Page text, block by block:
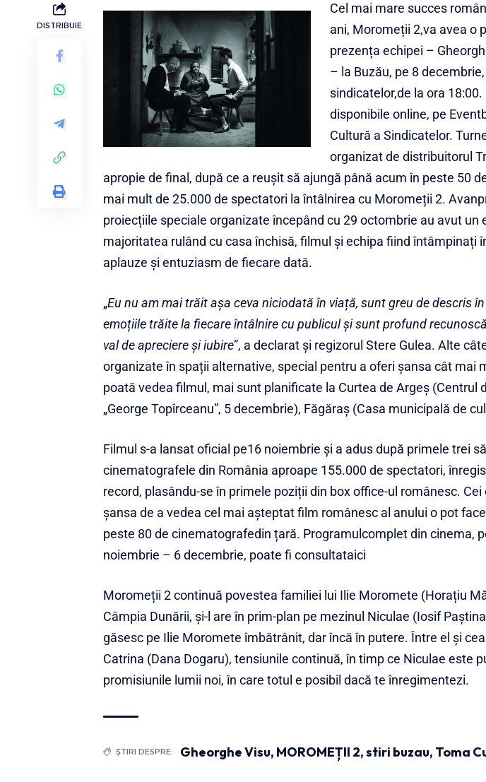
DISTRIBUIE
Cel mai mare succes
ani, Moromeții 2,va avea o
prezența echipei –
– la Buzău, pe 8
sindicatelor,de la ora
disponibile online, pe
Cultură a Sindicatelor.
organizat de distribuitorul
apropie de final, după ce a reușit să ajungă până acum în peste 50
mai mult de 25.000 de spectatori la întâlnirea cu Moromeții 2.
proiecțiile speciale organizate începând cu 29 octombrie au avut un
majoritatea rulând cu casa închisă, filmul și echipa fiind întâmpinați
aplauze și entuziasm de fiecare dată.
„Eu nu am mai trăit așa ceva niciodată în viață, sunt greu de descris
emoțiile trăite la fiecare întâlnire cu publicul și sunt profund
val de apreciere și iubire”, a declarat și regizorul Stere Gulea. Alte
organizate în spații alternative, special pentru a oferi șansa cât mai
poată vedea filmul, mai sunt planificate la Curtea de Argeș (Centrul
„George Topîrceanu”, 5 decembrie), Făgăraș (Casa municipală de
Filmul s-a lansat oficial pe16 noiembrie și a adus după primele trei
cinematografele din România aproape 155.000 de spectatori,
record, plasându-se în primele poziții din box office-ul românesc.
șansa de a vedea cel mai așteptat film românesc al anului o pot
peste 80 de cinematografedin țară. Programulcomplet din cinema,
noiembrie – 6 decembrie, poate fi consultataici
Moromeții 2 continuă povestea familiei lui Ilie Moromete (Horațiu
Câmpia Dunării, și-l are în prim-plan pe mezinul Niculae (Iosif
găsesc pe Ilie Moromete îmbătrânit, dar încă în putere. Între el și
Catrina (Dana Dogaru), tensiunile continuă, în timp ce Niculae este
promisiunile lumii noi, în care totul e posibil dacă te înregimentezi.
ȘTIRI DESPRE: Gheorghe Visu, MOROMEȚII 2,stiri buzau, Toma